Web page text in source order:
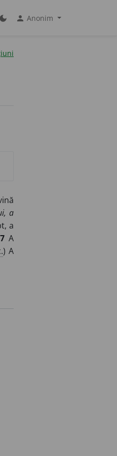
dark_mode person Anonim
a
a
7 A
) A